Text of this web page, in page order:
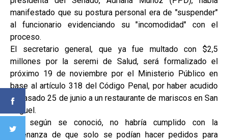
manifestado que su postura personal era de "suspender"
al funcionario evidenciando su "incomodidad" con el
proceso.
El secretario general, que ya fue multado con $2,5
millones por la seremi de Salud, será formalizado el
próximo 19 de noviembre por el Ministerio Público en
base al artículo 318 del Código Penal, por haber acudido
el pasado 25 de junio a un restaurante de mariscos en San
Miguel.
Allí, según se conoció, no habría cumplido con la
ordenanza de que solo se podían hacer pedidos para